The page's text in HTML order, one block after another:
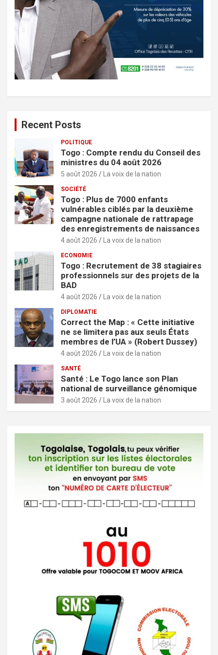
Recent Posts
POLITIQUE
Togo : Compte rendu du Conseil des
ministres du 04 août 2026
5 août 2026 La voix de la nation
SOCIÉTÉ
Togo : Plus de 7000 enfants
vulnérables ciblés par la deuxième
campagne nationale de rattrapage
des enregistrements de naissances
4 août 2026 La voix de la nation
ECONOMIE
Togo : Recrutement de 38 stagiaires
professionnels sur des projets de la
BAD
4 août 2026 La voix de la nation
DIPLOMATIE
Correct the Map : « Cette initiative
ne se limitera pas aux seuls États
membres de l’UA » (Robert Dussey)
4 août 2026 La voix de la nation
SANTÉ
Santé : Le Togo lance son Plan
national de surveillance génomique
3 août 2026 La voix de la nation